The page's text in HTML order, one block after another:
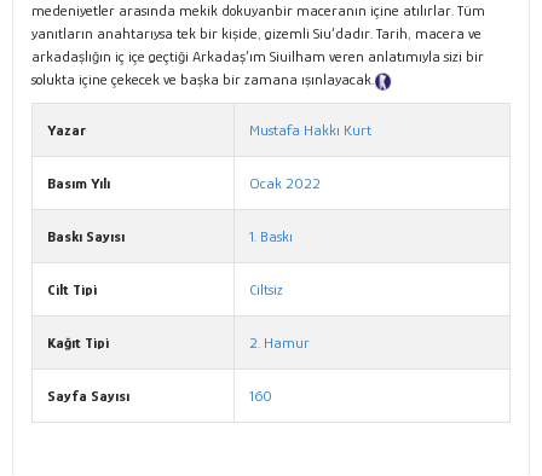
medeniyetler arasında mekik dokuyanbir maceranın içine atılırlar. Tüm
yanıtların anahtarıysa tek bir kişide, gizemli Siu’dadır. Tarih, macera ve
arkadaşlığın iç içe geçtiği Arkadaş’ım Siuilham veren anlatımıyla sizi bir
solukta içine çekecek ve başka bir zamana ışınlayacak.
Yazar Mustafa Hakkı Kurt
Basım Yılı Ocak 2022
Baskı Sayısı 1. Baskı
Cilt Tipi Ciltsiz
Kağıt Tipi 2. Hamur
Sayfa Sayısı 160